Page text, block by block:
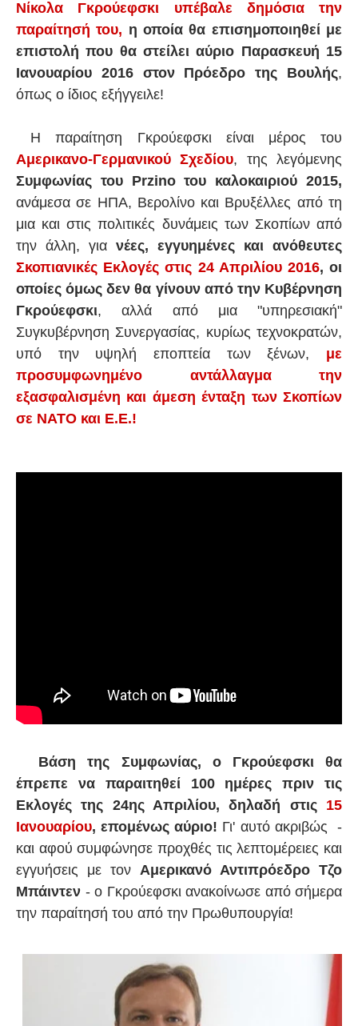
Νίκολα Γκρούεφσκι υπέβαλε δημόσια την
παραίτησή του, η οποία θα επισημοποιηθεί με
επιστολή που θα στείλει αύριο Παρασκευή 15
Ιανουαρίου 2016 στον Πρόεδρο της Βουλής,
όπως ο ίδιος εξήγγειλε!
Η παραίτηση Γκρούεφσκι είναι μέρος του
Αμερικανο-Γερμανικού Σχεδίου, της λεγόμενης
Συμφωνίας του Przino του καλοκαιριού 2015,
ανάμεσα σε ΗΠΑ, Βερολίνο και Βρυξέλλες από τη
μια και στις πολιτικές δυνάμεις των Σκοπίων από
την άλλη, για νέες, εγγυημένες και ανόθευτες
Σκοπιανικές Εκλογές στις 24 Απριλίου 2016, οι
οποίες όμως δεν θα γίνουν από την Κυβέρνηση
Γκρούεφσκι, αλλά από μια "υπηρεσιακή"
Συγκυβέρνηση Συνεργασίας, κυρίως τεχνοκρατών,
υπό την υψηλή εποπτεία των ξένων, με
προσυμφωνημένο αντάλλαγμα την
εξασφαλισμένη και άμεση ένταξη των Σκοπίων
σε ΝΑΤΟ και Ε.Ε.!
Βάση της Συμφωνίας, ο Γκρούεφσκι θα
έπρεπε να παραιτηθεί 100 ημέρες πριν τις
Εκλογές της 24ης Απριλίου, δηλαδή στις 15
Ιανουαρίου, επομένως αύριο! Γι' αυτό ακριβώς -
και αφού συμφώνησε προχθές τις λεπτομέρειες και
εγγυήσεις με τον Αμερικανό Αντιπρόεδρο Τζο
Μπάιντεν - ο Γκρούεφσκι ανακοίνωσε από σήμερα
την παραίτησή του από την Πρωθυπουργία!